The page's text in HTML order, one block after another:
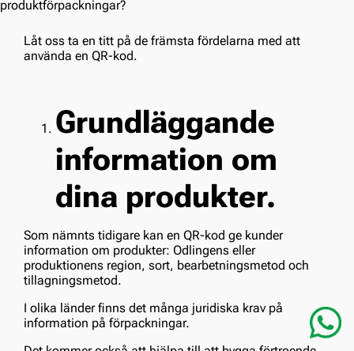
Låt oss ta en titt på de främsta fördelarna med att
använda en QR-kod.
Grundläggande
information om
dina produkter.
Som nämnts tidigare kan en QR-kod ge kunder
information om produkter: Odlingens eller
produktionens region, sort, bearbetningsmetod och
tillagningsmetod.
I olika länder finns det många juridiska krav på
information på förpackningar.